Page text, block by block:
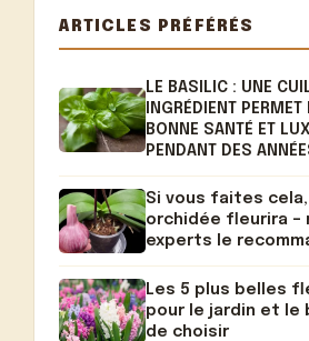
ARTICLES PRÉFÉRÉS
LE BASILIC : UNE
INGRÉDIENT PERMET
BONNE SANTÉ ET
PENDANT DES
Si vous faites
orchidée fleurira –
experts le
Les 5 plus belles
pour le jardin et le
de choisir